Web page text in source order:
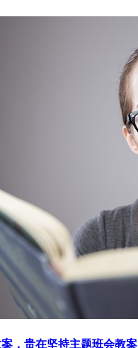
，贵在坚持主题班会教案